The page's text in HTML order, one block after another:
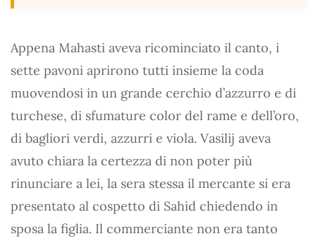
Appena Mahasti aveva ricominciato il canto, i
sette pavoni aprirono tutti insieme la coda
muovendosi in un grande cerchio d’azzurro e di
turchese, di sfumature color del rame e dell’oro,
di bagliori verdi, azzurri e viola. Vasilij aveva
avuto chiara la certezza di non poter più
rinunciare a lei, la sera stessa il mercante si era
presentato al cospetto di Sahid chiedendo in
sposa la figlia. Il commerciante non era tanto